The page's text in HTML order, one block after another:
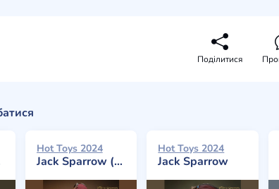
Поділитися
Hot Toys 2024
Jack Sparrow (Artisan Edition Deluxe Version)
Hot Toys 2024
Jack Sparrow